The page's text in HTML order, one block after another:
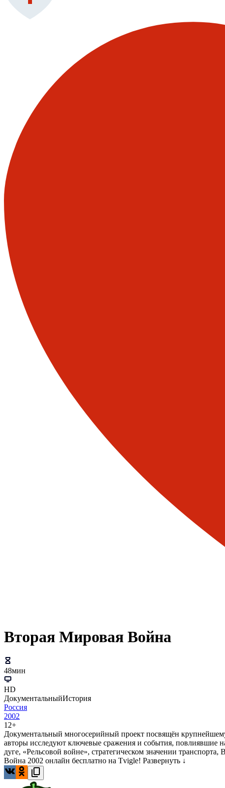
Вторая Мировая Война
48мин
HD
ДокументальныйИстория
Россия
2002
12+
Документальный многосерийный проект посвящён
авторы исследуют ключевые сражения и события, повлиявшие
дуге, «Рельсовой войне», стратегическом значении
Война 2002 онлайн бесплатно на Tvigle! Развернуть ↓